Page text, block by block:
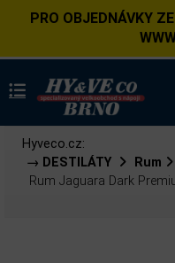
PRO OBJEDNÁVKY
Hyveco.cz:
→ DESTILÁTY
Rum
Rum Jaguara Dark